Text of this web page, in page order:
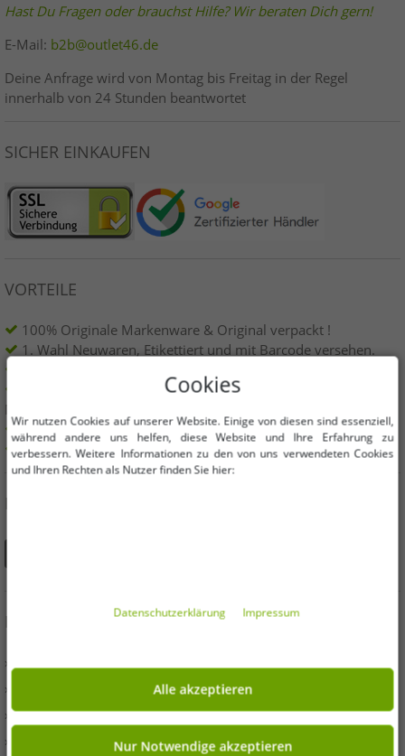
Hast Du Fragen oder brauchst Hilfe? Wir beraten Dich gern!
E-Mail: b2b@outlet46.de
Deine Anfrage wird von Montag bis Freitag in der Regel
innerhalb von 24 Stunden beantwortet
SICHER EINKAUFEN
VORTEILE
100% Originale Markenware & Original verpackt !
1. Wahl Neuwaren, Etikettiert und mit Barcode versehen.
Mindestbestellwert ist 199€ netto | Keine
Mindestbestellmenge
Angebote bis zu 90% günstiger
Freie Größen und Mengen Auswahl
DU FINDEST UNS AUCH AUF
INFORMATIONEN
» Unternehmen
» Ihre Vorteile
» Originalware und Auszeichnungen Outlet46
» Presse
Cookies
Wir nutzen Cookies auf unserer Website. Einige von diesen sind essenziell,
während andere uns helfen, diese Website und Ihre Erfahrung zu
verbessern. Weitere Informationen zu den von uns verwendeten Cookies
und Ihren Rechten als Nutzer finden Sie hier:
Daten­schutz­erklärung Impressum
Alle akzeptieren
Nur Notwendige akzeptieren